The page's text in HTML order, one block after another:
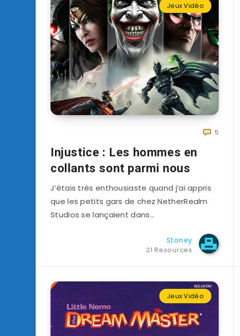
Jeux Vidéo
5
Injustice : Les hommes en
collants sont parmi nous
J’étais très enthousiaste quand j’ai appris
que les petits gars de chez NetherRealm
Studios se lançaient dans…
Stoney
21 Resources
Jeux Vidéo